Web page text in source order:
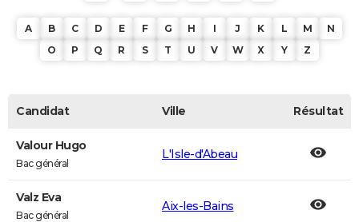
A B C D E F G H I J K L M
N
O
P Q R S T U V W X Y Z
Candidat Ville Résultat
Valour Hugo
Bac général
L'Isle-d'Abeau
Valz Eva
Bac général
Aix-les-Bains